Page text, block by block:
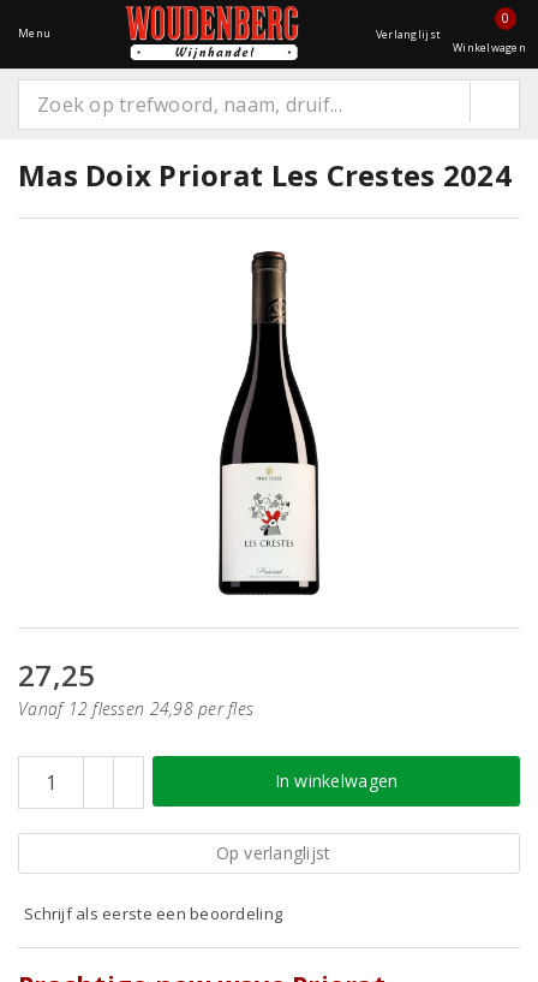
Menu Verlanglijst
0
Winkelwagen
Mas Doix Priorat Les Crestes 2024
27,25
Vanaf 12 flessen 24,98 per fles
In winkelwagen
Op verlanglijst
Schrijf als eerste een beoordeling